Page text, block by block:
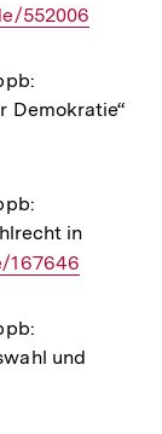
552006
Demokratie“
in
167646
und